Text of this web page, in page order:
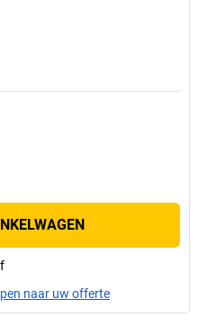
naar uw offerte